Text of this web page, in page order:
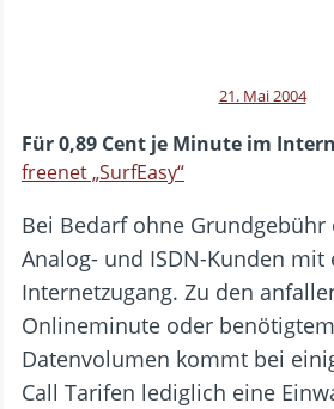
21. Mai 2004
Für 0,89 Cent je Minute im
freenet „SurfEasy“
Bei Bedarf ohne
Analog- und ISDN-Kunden mit
Internetzugang. Zu den
Onlineminute oder
Datenvolumen kommt bei
Call Tarifen lediglich eine